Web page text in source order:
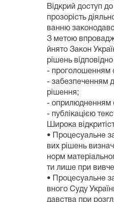
Відкрий доступ
прозорість
ванню
З метою
йнято Закон
рішень
- проголошенням
- забезпеченням
рішення;
- оприлюдненням
- публікацією
Широка
• Процесуальне
вих рішень
норм
ти лише при
• Процесуальне
вного Суду
давства при